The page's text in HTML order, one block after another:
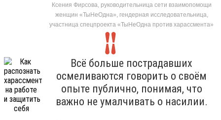
Ксения Фирсова, руководительница сети взаимопомощи
женщин «ТыНеОдна», гендерная исследовательница,
участница спецпроекта «ТыНеОдна против харассмента»
Всё больше пострадавших
осмеливаются говорить о своём
опыте публично, понимая, что
важно не умалчивать о насилии.